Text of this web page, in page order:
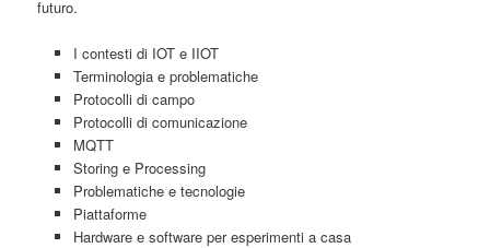
futuro.
I contesti di IOT e IIOT
Terminologia e problematiche
Protocolli di campo
Protocolli di comunicazione
MQTT
Storing e Processing
Problematiche e tecnologie
Piattaforme
Hardware e software per esperimenti a casa